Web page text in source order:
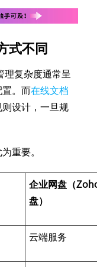
式不同
理复杂度通常呈
置。而在线文档
设计，一旦规
重要。
企业网盘（
盘）
云端服务